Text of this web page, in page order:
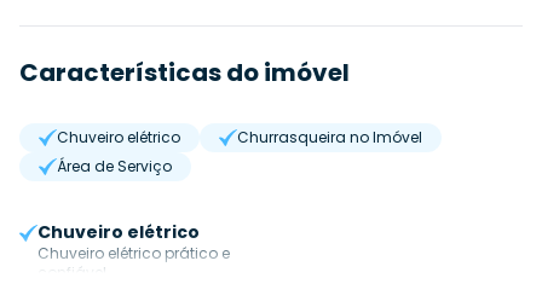
Características do imóvel
Chuveiro elétrico
Churrasqueira no Imóvel
Área de Serviço
Chuveiro elétrico
Chuveiro elétrico prático e
confiável.